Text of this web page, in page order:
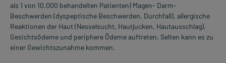
als 1 von 10.000 behandelten Patienten) Magen- Darm-
Beschwerden (dyspeptische Beschwerden, Durchfall), allergische
Reaktionen der Haut (Nesselsucht, Hautjucken, Hautausschlag),
Gesichtsödeme und periphere Ödeme auftreten. Selten kann es zu
einer Gewichtszunahme kommen.